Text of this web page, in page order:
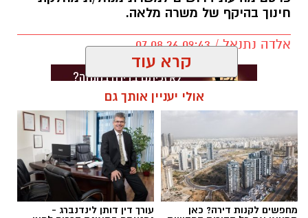
חינוך בהיקף של משרה מלאה.
אלדה נתנאל / 09:43 07.08.26
תגים:דרושים באשדוד
קרא עוד
אולי יעניין אותך גם
מחפשים לקנות דירה? כאן עורך דין דותן לינדנברג -